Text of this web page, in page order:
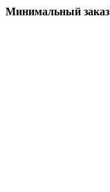
Минимальный заказ